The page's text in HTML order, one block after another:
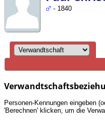
- 1840
Personen-Kennungen eingeben
'Berechnen' klicken, um die